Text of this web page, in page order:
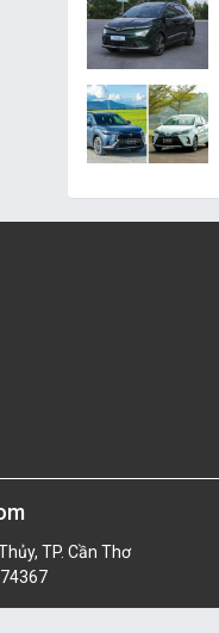
TP. Cần Thơ